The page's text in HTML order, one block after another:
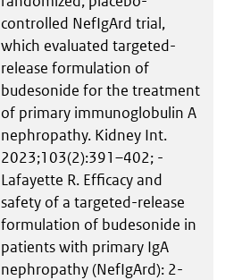
controlled NefIgArd trial,
which evaluated targeted-
release formulation of
budesonide for the treatment
of primary immunoglobulin A
nephropathy. Kidney Int.
2023;103(2):391–402; -
Lafayette R. Efficacy and
safety of a targeted-release
formulation of budesonide in
patients with primary IgA
nephropathy (NefIgArd): 2-